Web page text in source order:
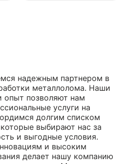
надежным партнером в
металлолома. Наши
опыт позволяют нам
услуги на
долгим списком
выбирают нас за
и выгодные условия.
и высоким
делает нашу компанию